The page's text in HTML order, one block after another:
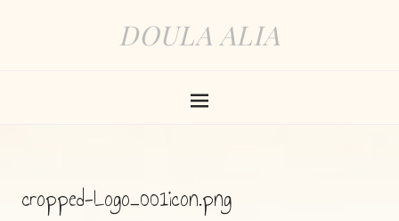
DOULA ALIA
cropped-Logo_001icon.png